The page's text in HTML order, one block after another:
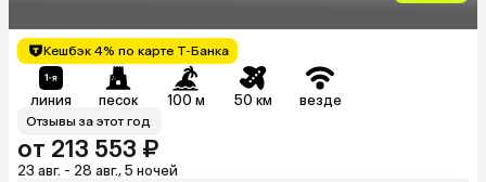
Кешбэк 4% по карте Т-Банка
линия песок 100 м 50 км везде
Отзывы за этот год
от 213 553 ₽
23 авг. - 28 авг., 5 ночей